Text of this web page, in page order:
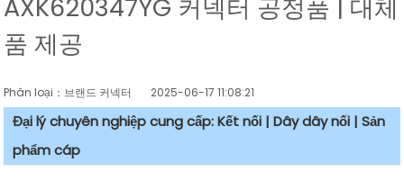
AXK620347YG 커넥터 공정품 | 대체
품 제공
Phân loại：브랜드 커넥터 2025-06-17 11:08:21
Đại lý chuyên nghiệp cung cấp: Kết nối | Dây dây nối | Sản
phẩm cáp